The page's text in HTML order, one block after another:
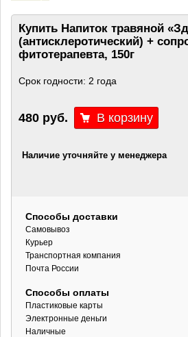
Купить Напиток травяной
(антисклеротический) +
фитотерапевта, 150г
Срок годности: 2 года
480 руб.
Наличие уточняйте у менеджера
Способы доставки
Самовывоз
Курьер
Транспортная компания
Почта России
Способы оплаты
Пластиковые карты
Электронные деньги
Наличные